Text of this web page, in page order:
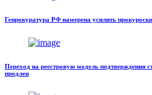
Гепрокуратура РФ намерена усилить
Переход на реестровую модель подтверждения
продлен